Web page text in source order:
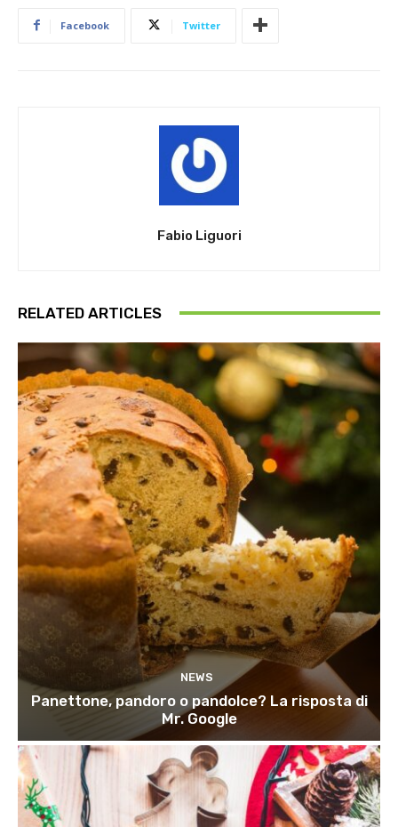
Facebook Twitter
Fabio Liguori
RELATED ARTICLES
NEWS
Panettone, pandoro o pandolce? La risposta di
Mr. Google